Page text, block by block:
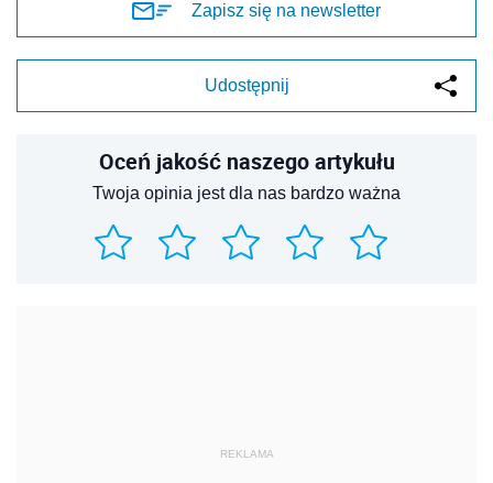
Zapisz się na newsletter
Udostępnij
Oceń jakość naszego artykułu
Twoja opinia jest dla nas bardzo ważna
REKLAMA